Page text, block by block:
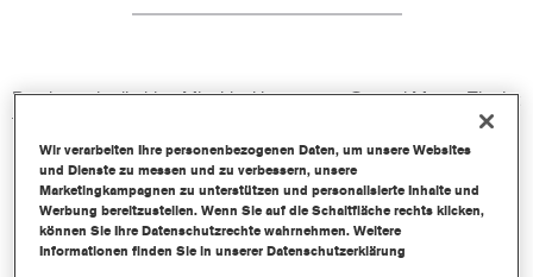
Das lösemittelhaltige Mischlackkonzentrat Centari MasterTint ist
Teil des Centari Decklack- und Basislack-Systems.
Produktmerkmale
Unverwechselbares, Vielseitiges und einfach zu
handhabenes Reparaturlacksystem.
Ein Mischbanksystem liefert alle lösemittelbasierenden
Wir verarbeiten Ihre personenbezogenen Daten, um unsere Websites
und Dienste zu messen und zu verbessern, unsere
Marketingkampagnen zu unterstützen und personalisierte Inhalte und
Werbung bereitzustellen. Wenn Sie auf die Schaltfläche rechts klicken,
können Sie Ihre Datenschutzrechte wahrnehmen. Weitere
Informationen finden Sie in unserer Datenschutzerklärung